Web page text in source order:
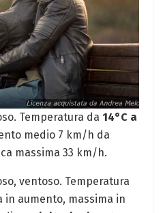
Temperatura da 14°C a
medio 7 km/h da
massima 33 km/h.
ventoso. Temperatura
in aumento, massima in